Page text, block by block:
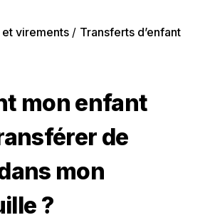
et virements / Transferts d’enfant
mon enfant
de
mon
?